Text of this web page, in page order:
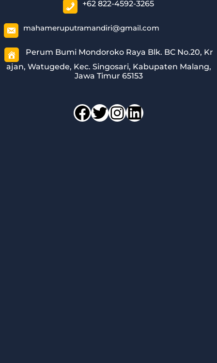
+62 822-4592-3265
mahameruputramandiri@gmail.com
Perum Bumi Mondoroko Raya Blk. BC No.20, Kr
ajan, Watugede, Kec. Singosari, Kabupaten Malang,
Jawa Timur 65153
Facebook
Twitter
Instagram
LinkedIn